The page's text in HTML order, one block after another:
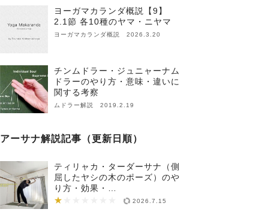
ヨーガマカランダ概説【9】
2.1節 各10種のヤマ・ニヤマ
ヨーガマカランダ概説 2026.3.20
チンムドラー・ジュニャーナム
ドラーのやり方・意味・違いに
関する考察
ムドラー解説 2019.2.19
アーサナ解説記事（更新日順）
ティリャカ・ターダーサナ（側
屈したヤシの木のポーズ）のや
り方・効果・…
★
★★★★★★★ 2026.7.15